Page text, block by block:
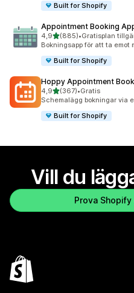
Built for Shopify
Appointment Booking
4,9av 5 stjärnor
(885)
885 recensioner totalt
•Gratisplan
Bokningsapp för att ta emot
Built for Shopify
Hoppy Appointment
4,9av 5 stjärnor
(367)
367 recensioner totalt
•Gratis
Schemalägg bokningar via
Built for Shopify
Vill du
Prova